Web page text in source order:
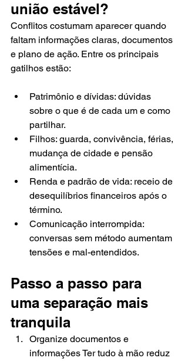
união estável?
Conflitos costumam aparecer quando
faltam informações claras, documentos
e plano de ação. Entre os principais
gatilhos estão:
Patrimônio e dívidas: dúvidas
sobre o que é de cada um e como
partilhar.
Filhos: guarda, convivência, férias,
mudança de cidade e pensão
alimentícia.
Renda e padrão de vida: receio de
desequilíbrios financeiros após o
término.
Comunicação interrompida:
conversas sem método aumentam
tensões e mal-entendidos.
Passo a passo para
uma separação mais
tranquila
Organize documentos e
informações Ter tudo à mão reduz